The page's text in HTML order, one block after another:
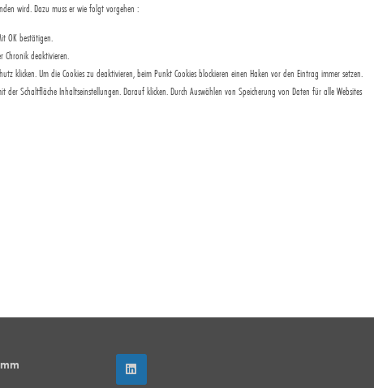
wird. Dazu muss er wie folgt vorgehen :
OK bestätigen.
Chronik deaktivieren.
klicken. Um die Cookies zu deaktivieren, beim Punkt Cookies blockieren einen Haken vor den Eintrag immer setzen.
Schaltfläche Inhaltseinstellungen. Darauf klicken. Durch Auswählen von Speicherung von Daten für alle Websites